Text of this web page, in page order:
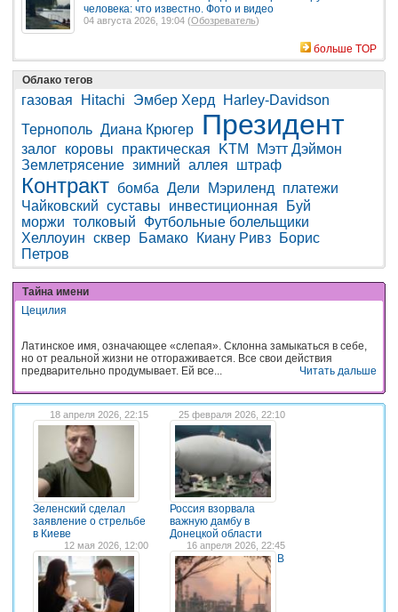
человека: что известно. Фото и видео
04 августа 2026, 19:04 (Обозреватель)
больше TOP
Облако тегов
газовая Hitachi Эмбер Херд
Harley-Davidson
Тернополь Диана Крюгер Президент
залог коровы практическая KTM
Мэтт Дэймон
Землетрясение зимний аллея штраф
Контракт бомба Дели Мэриленд
платежи
Чайковский суставы инвестиционная
Буй
моржи толковый
Футбольные болельщики
Хеллоуин сквер Бамако Киану Ривз
Борис
Петров
Тайна имени
Цецилия
Латинское имя, означающее «слепая». Склонна замыкаться в себе,
но от реальной жизни не отгораживается. Все свои действия
предварительно продумывает. Ей все...
Читать дальше
18 апреля 2026, 22:15
Зеленский сделал
заявление о стрельбе
в Киеве
25 февраля 2026, 22:10
Россия взорвала
важную дамбу в
Донецкой области
12 мая 2026, 12:00 16 апреля 2026, 22:45
В